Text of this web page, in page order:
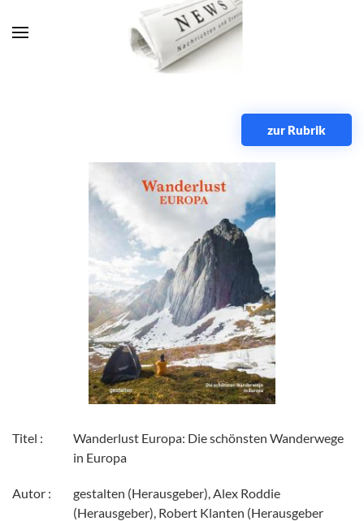
Zum Hauptinhalt springen
zur Rubrik
Titel :
Wanderlust Europa: Die schönsten Wanderwege
in Europa
Autor :
gestalten (Herausgeber), Alex Roddie
(Herausgeber), Robert Klanten (Herausgeber